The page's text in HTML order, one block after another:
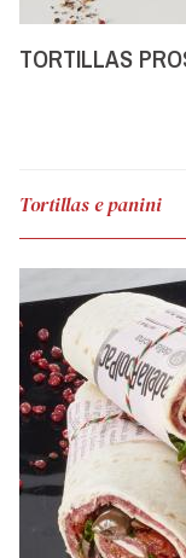
TORTILLAS
Tortillas e panini